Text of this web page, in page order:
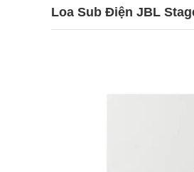
Loa Sub Điện JBL